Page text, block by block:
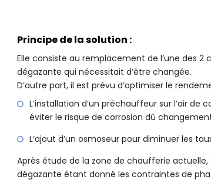
Principe de la solution :
Elle consiste au remplacement de l’une des
dégazante qui nécessitait d’être changée.
D’autre part, il est prévu d’optimiser le
L’installation d’un préchauffeur sur l’air
éviter le risque de corrosion dû
L’ajout d’un osmoseur pour diminuer les
Après étude de la zone de chaufferie
dégazante étant donné les contraintes de